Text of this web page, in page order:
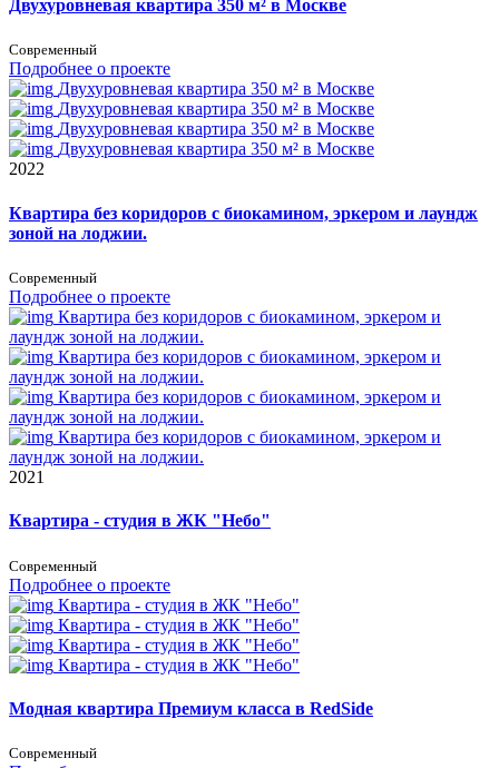
Двухуровневая квартира 350 м² в Москве
Современный
Подробнее о проекте
Двухуровневая квартира 350 м² в Москве
Двухуровневая квартира 350 м² в Москве
Двухуровневая квартира 350 м² в Москве
Двухуровневая квартира 350 м² в Москве
2022
Квартира без коридоров с биокамином, эркером и лаундж
зоной на лоджии.
Современный
Подробнее о проекте
Квартира без коридоров с биокамином, эркером и
лаундж зоной на лоджии.
Квартира без коридоров с биокамином, эркером и
лаундж зоной на лоджии.
Квартира без коридоров с биокамином, эркером и
лаундж зоной на лоджии.
Квартира без коридоров с биокамином, эркером и
лаундж зоной на лоджии.
2021
Квартира - студия в ЖК "Небо"
Современный
Подробнее о проекте
Квартира - студия в ЖК "Небо"
Квартира - студия в ЖК "Небо"
Квартира - студия в ЖК "Небо"
Квартира - студия в ЖК "Небо"
Модная квартира Премиум класса в RedSide
Современный